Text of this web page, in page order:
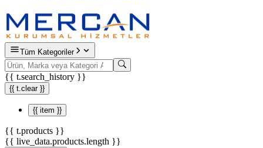
Tüm Kategoriler
{{ t.search_history }}
{{ t.clear }}
{{ item }}
{{ t.products }}
{{ live_data.products.length }}